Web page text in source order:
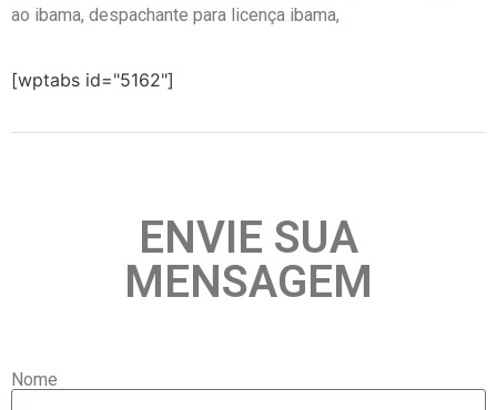
ao ibama, despachante para licença ibama,
[wptabs id="5162"]
ENVIE SUA
MENSAGEM
Nome